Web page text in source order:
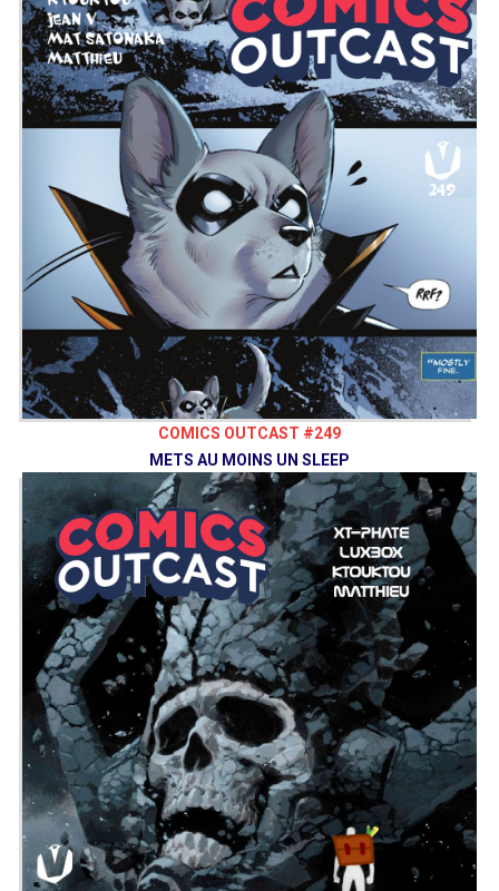
COMICS OUTCAST #249
METS AU MOINS UN SLEEP